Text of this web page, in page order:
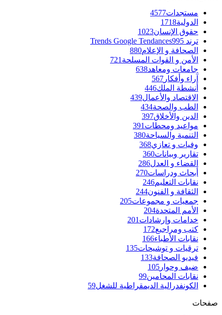
مستجدات4577
الدولية1718
حقوق الإنسان1023
ترند Trends Google Tendances 995
الصحافة و الإعلام880
الأمن و القوات المسلحة 721
جامعات ومعاهد638
آراء وأفكار 567
أنشطة الملك446
الاقتصاد والأعمال439
الطب والصحة434
الدين والأخلاق397
مواعيد ومحطات 391
التنمية والسياحة380
وفيات و تعازي368
تقارير وبيانات360
القضاء و العدل286
أبحاث ودراسات270
نقابات التعليم246
الثقافة و الفنون244
جمعيات و مجموعات205
الأمم المتحدة204
خدامات وإرشادات 201
كتب ومراجيع172
نقابات الأطباء166
ترقيات و توشيحات135
فيديو الصحافة133
ضيف وحوار 105
نقابات المحامين99
الكونفدرالية الديمقراطية للشغل59
صفحات